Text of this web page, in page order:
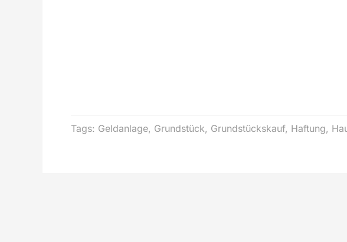
Tags: Geldanlage, Grundstück, Grundstückskauf, Haftung,